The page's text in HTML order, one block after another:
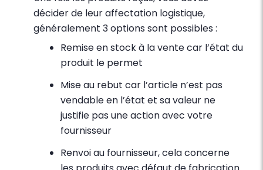
décider de leur affectation logistique,
généralement 3 options sont possibles :
Remise en stock à la vente car l’état du
produit le permet
Mise au rebut car l’article n’est pas
vendable en l’état et sa valeur ne
justifie pas une action avec votre
fournisseur
Renvoi au fournisseur, cela concerne